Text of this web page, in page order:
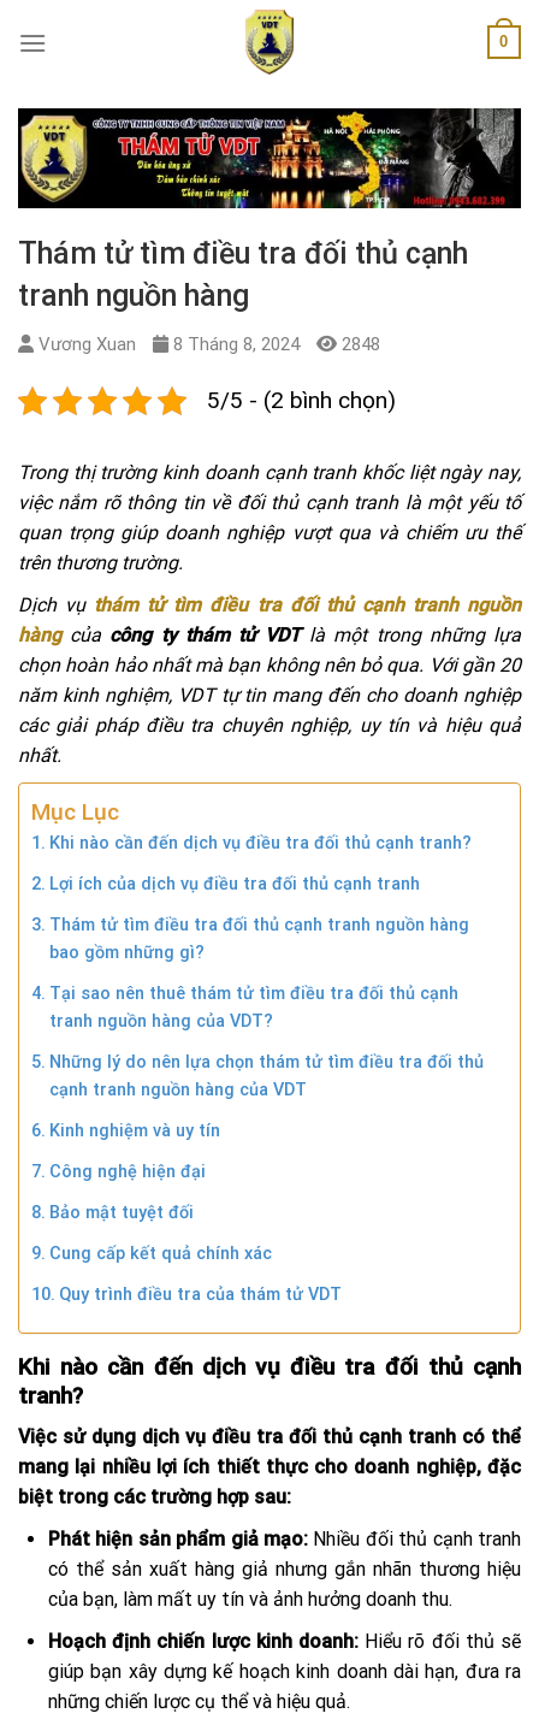
0
Thám tử tìm điều tra đối thủ cạnh
tranh nguồn hàng
Vương Xuan 8 Tháng 8, 2024 2848
5/5 - (2 bình chọn)
Trong thị trường kinh doanh cạnh tranh khốc liệt ngày nay,
việc nắm rõ thông tin về đối thủ cạnh tranh là một yếu tố
quan trọng giúp doanh nghiệp vượt qua và chiếm ưu thế
trên thương trường.
Dịch vụ thám tử tìm điều tra đối thủ cạnh tranh nguồn
hàngcủa công ty thám tử VDTlà một trong những lựa
chọn hoàn hảo nhất mà bạn không nên bỏ qua. Với gần 20
năm kinh nghiệm, VDT tự tin mang đến cho doanh nghiệp
các giải pháp điều tra chuyên nghiệp, uy tín và hiệu quả
nhất.
Mục Lục
Khi nào cần đến dịch vụ điều tra đối thủ cạnh tranh?
Lợi ích của dịch vụ điều tra đối thủ cạnh tranh
Thám tử tìm điều tra đối thủ cạnh tranh nguồn hàng
bao gồm những gì?
Tại sao nên thuê thám tử tìm điều tra đối thủ cạnh
tranh nguồn hàng của VDT?
Những lý do nên lựa chọn thám tử tìm điều tra đối thủ
cạnh tranh nguồn hàng của VDT
Kinh nghiệm và uy tín
Công nghệ hiện đại
Bảo mật tuyệt đối
Cung cấp kết quả chính xác
Quy trình điều tra của thám tử VDT
Khi nào cần đến dịch vụ điều tra đối thủ cạnh
tranh?
Việc sử dụng dịch vụ điều tra đối thủ cạnh tranh có thể
mang lại nhiều lợi ích thiết thực cho doanh nghiệp, đặc
biệt trong các trường hợp sau:
Phát hiện sản phẩm giả mạo: Nhiều đối thủ cạnh tranh
có thể sản xuất hàng giả nhưng gắn nhãn thương hiệu
của bạn, làm mất uy tín và ảnh hưởng doanh thu.
Hoạch định chiến lược kinh doanh: Hiểu rõ đối thủ sẽ
giúp bạn xây dựng kế hoạch kinh doanh dài hạn, đưa ra
những chiến lược cụ thể và hiệu quả.